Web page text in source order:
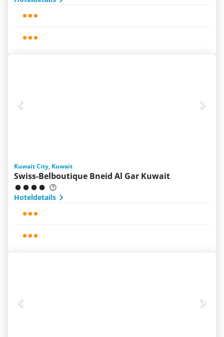
Kuwait City, Kuwait
Swiss-Belboutique Bneid Al Gar Kuwait
Hoteldetails